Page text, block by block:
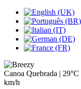
Canoa Quebrada | 29°C
km/h